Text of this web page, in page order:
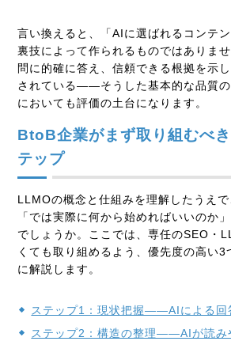
言い換えると、「AIに選ばれるコンテ
裏技によって作られるものではありま
問に的確に答え、信頼できる根拠を示
されている——そうした基本的な品質
においても評価の土台になります。
BtoB企業がまず取り組むべ
テップ
LLMOの概念と仕組みを理解したうえ
「では実際に何から始めればいいのか
でしょうか。ここでは、専任のSEO・
くても取り組めるよう、優先度の高い3
に解説します。
ステップ1：現状把握——AIによる回
ステップ2：構造の整理——AIが読み